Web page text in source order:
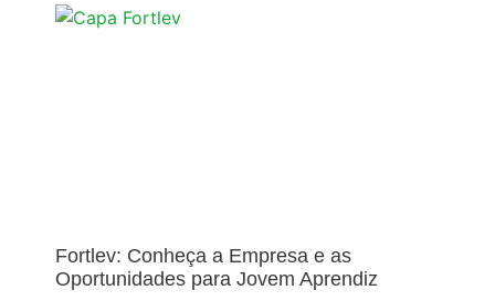
Fortlev: Conheça a Empresa e as
Oportunidades para Jovem Aprendiz